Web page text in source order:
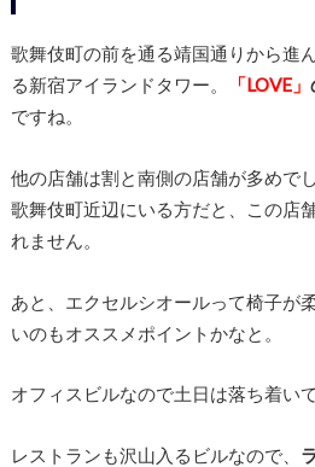
歌舞伎町の前を通る靖国通りから進
る新宿アイランドタワー。
「LOVE」
ですね。
他の店舗は割と南側の店舗が多めで
歌舞伎町近辺にいる方だと、この店
れません。
あと、エクセルシオールって椅子が
いのもオススメポイントかなと。
オフィスビルなので土日は落ち着い
レストランも沢山入るビルなので、